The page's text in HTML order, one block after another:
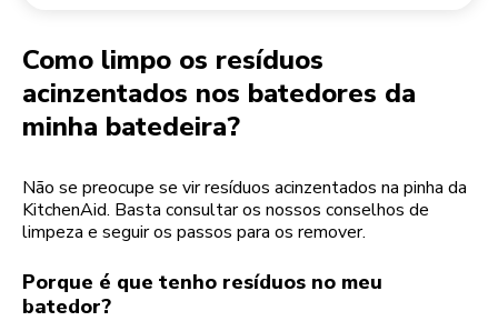
Como limpo os resíduos
acinzentados nos batedores da
minha batedeira?
Não se preocupe se vir resíduos acinzentados na pinha da
KitchenAid. Basta consultar os nossos conselhos de
limpeza e seguir os passos para os remover.
Porque é que tenho resíduos no meu
batedor?